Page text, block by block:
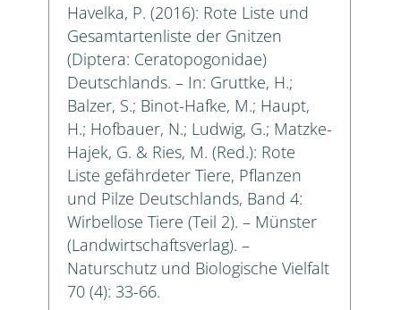
Havelka, P. (2016): Rote Liste und
Gesamtartenliste der Gnitzen
(Diptera: Ceratopogonidae)
Deutschlands. – In: Gruttke, H.;
Balzer, S.; Binot-Hafke, M.; Haupt,
H.; Hofbauer, N.; Ludwig, G.; Matzke-
Hajek, G. & Ries, M. (Red.): Rote
Liste gefährdeter Tiere, Pflanzen
und Pilze Deutschlands, Band 4:
Wirbellose Tiere (Teil 2). – Münster
(Landwirtschaftsverlag). –
Naturschutz und Biologische Vielfalt
70 (4): 33-66.